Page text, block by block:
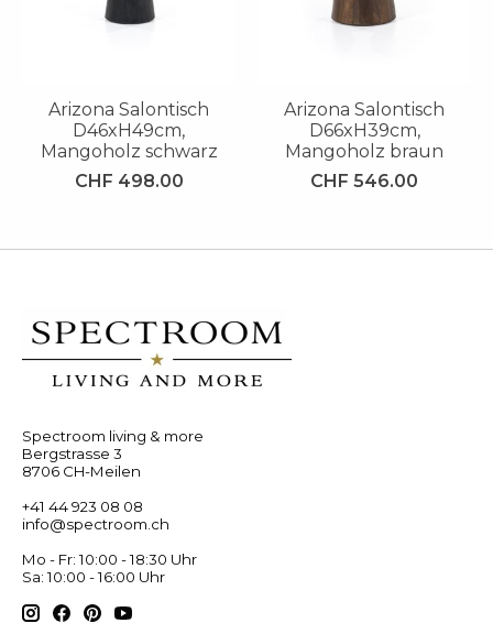
Arizona Salontisch
D46xH49cm,
Mangoholz schwarz
CHF 498.00
Arizona Salontisch
D66xH39cm,
Mangoholz braun
CHF 546.00
Spectroom living & more
Bergstrasse 3
8706 CH-Meilen
+41 44 923 08 08
info@spectroom.ch
Mo - Fr: 10:00 - 18:30 Uhr
Sa: 10:00 - 16:00 Uhr